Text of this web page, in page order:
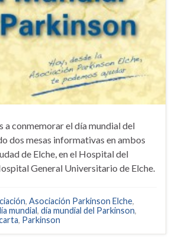
a conmemorar el día mundial del
dos mesas informativas en ambos
de Elche, en el Hospital del
General Universitario de Elche.
, Asociación Parkinson Elche,
mundial , día mundial del Parkinson,
, Parkinson